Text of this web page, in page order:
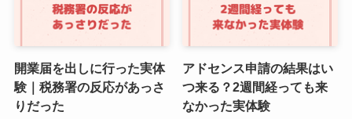
開業届を出しに行った実体
験｜税務署の反応があっさ
りだった
アドセンス申請の結果はい
つ来る？2週間経っても来
なかった実体験